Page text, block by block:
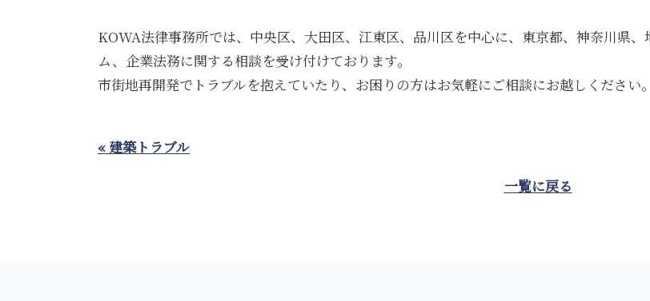
KOWA法律事務所では、中央区、大田区、江東区、品川区を中心に、東京都、神奈川県
ム、企業法務に関する相談を受け付けております。
市街地再開発でトラブルを抱えていたり、お困りの方はお気軽にご相談にお越しください。
« 建築トラブル
一覧に戻る